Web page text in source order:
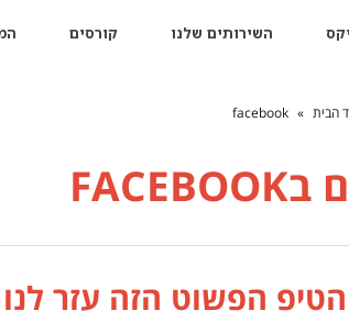
השירותים שלנו קורסים
הבית »
facebook
בFACEBOOK
הטיפ הפשוט הזה עזר